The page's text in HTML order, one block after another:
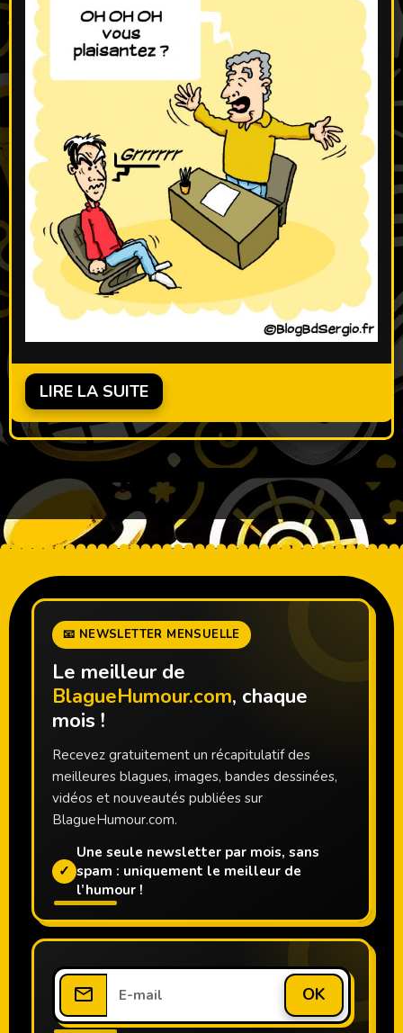
LIRE LA SUITE
📧 NEWSLETTER MENSUELLE
Le meilleur de
BlagueHumour.com, chaque
mois !
Recevez gratuitement un récapitulatif des
meilleures blagues, images, bandes dessinées,
vidéos et nouveautés publiées sur
BlagueHumour.com.
✓
Une seule newsletter par mois, sans
spam : uniquement le meilleur de
l’humour !
OK